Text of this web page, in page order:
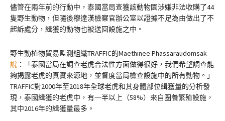
儘管在兩年前的行動中，泰國當局查獲該動物園涉嫌非法收購了44
隻野生動物，但隨後穆達漢檢察官辦公室以證據不足為由做出了不
起訴處分，緝獲的動物也被送回設施之中。
野生動植物貿易監測組織TRAFFIC的Maethinee Phassaraudomsak
說 ：「泰國當局在調查老虎合法性方面做得很好，我們希望調查能
夠揭露老虎的真實來源地，並督度當局檢查設施中的所有動物。」
TRAFFIC對2000年至2018年全球老虎和其身體部位緝獲量的分析發
現，泰國緝獲的老虎中，有一半以上（58%）來自圈養繁殖設施，
其中2016年的緝獲量最多。